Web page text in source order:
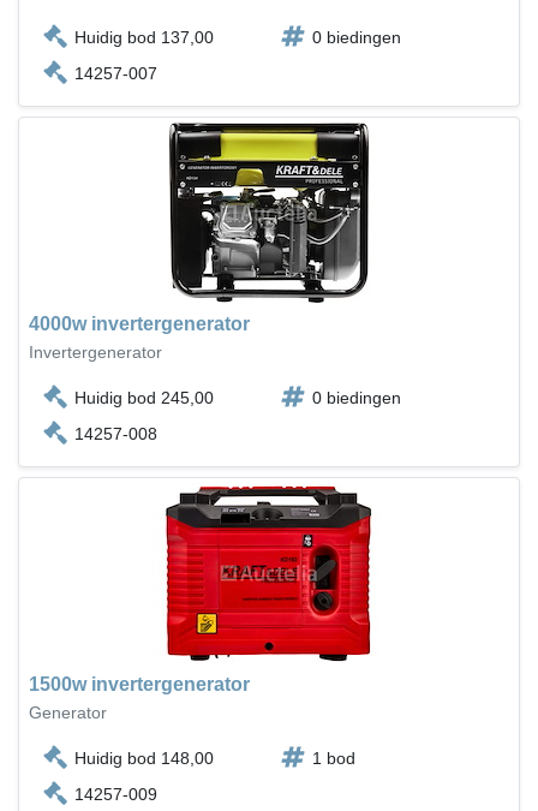
Huidig bod 137,00
0 biedingen
14257-007
4000w invertergenerator
Invertergenerator
Huidig bod 245,00
0 biedingen
14257-008
1500w invertergenerator
Generator
Huidig bod 148,00
1 bod
14257-009